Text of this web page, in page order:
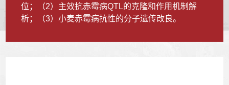
位；（2）主效抗赤霉病QTL的克隆和作用机制解
析；（3）小麦赤霉病抗性的分子遗传改良。